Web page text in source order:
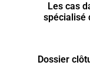
Les cas
spécialisé
Dossier